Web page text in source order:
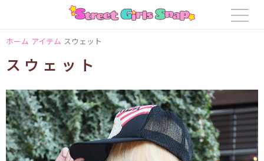
ホーム アイテム スウェット
スウェット